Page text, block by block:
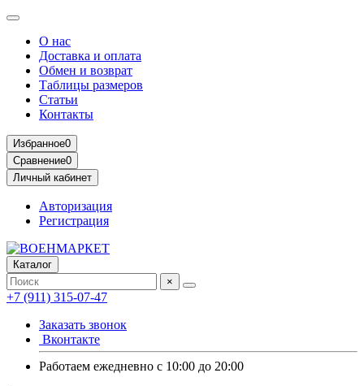
О нас
Доставка и оплата
Обмен и возврат
Таблицы размеров
Статьи
Контакты
Избранное0
Сравнение0
Личный кабинет
Авторизация
Регистрация
Каталог
×
+7 (911) 315-07-47
Заказать звонок
Вконтакте
Работаем ежедневно с 10:00 до 20:00